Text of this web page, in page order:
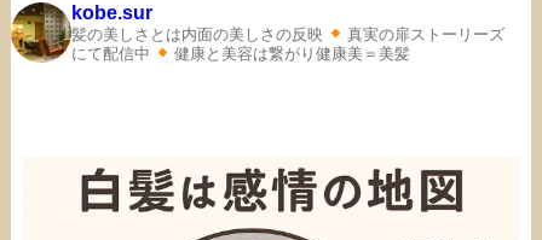
kobe.sur
髪の美しさとは内面の美しさの反映
真実の扉ストーリーズ
にて配信中
健康と美容は繋がり健康美＝美髪